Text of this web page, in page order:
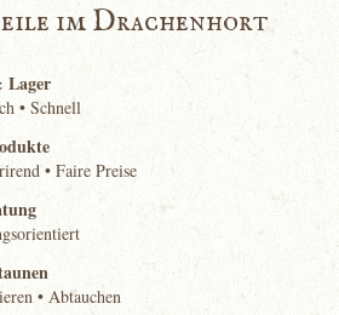
im Drachenhort
Lager
• Schnell
• Faire Preise
• Abtauchen